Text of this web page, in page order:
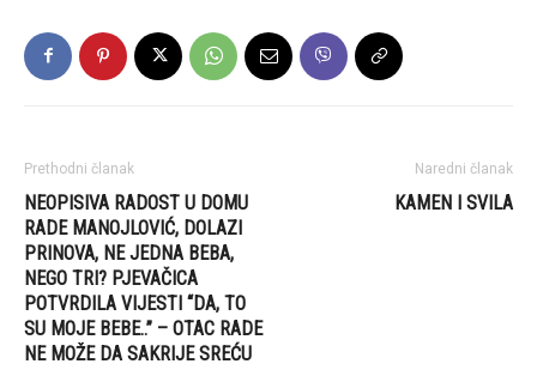
Prethodni članak
NEOPISIVA RADOST U DOMU
RADE MANOJLOVIĆ, DOLAZI
PRINOVA, NE JEDNA BEBA,
NEGO TRI? PJEVAČICA
POTVRDILA VIJESTI “DA, TO
SU MOJE BEBE..” – OTAC RADE
NE MOŽE DA SAKRIJE SREĆU
Naredni članak
KAMEN I SVILA